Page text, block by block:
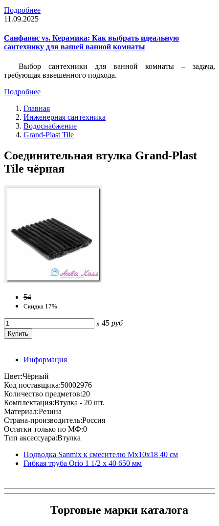
Подробнее
11.09.2025
Санфаянс vs. Керамика: Как выбрать идеальную
сантехнику для вашей ванной комнаты
Выбор сантехники для ванной комнаты – задача,
требующая взвешенного подхода.
Подробнее
Главная
Инженерная сантехника
Водоснабжение
Grand-Plast Tile
Соединительная втулка Grand-Plast
Tile чёрная
54
Скидка 17%
x 45 руб
Информация
Цвет:Чёрный
Код поставщика:50002976
Количество предметов:20
Комплектация:Втулка - 20 шт.
Материал:Резина
Страна-производитель:Россия
Остатки только по МФ:0
Тип аксессуара:Втулка
Подводка Sanmix к смесителю Мх10х18 40 см
Гибкая труба Orio 1 1/2 x 40 650 мм
Торговые марки каталога